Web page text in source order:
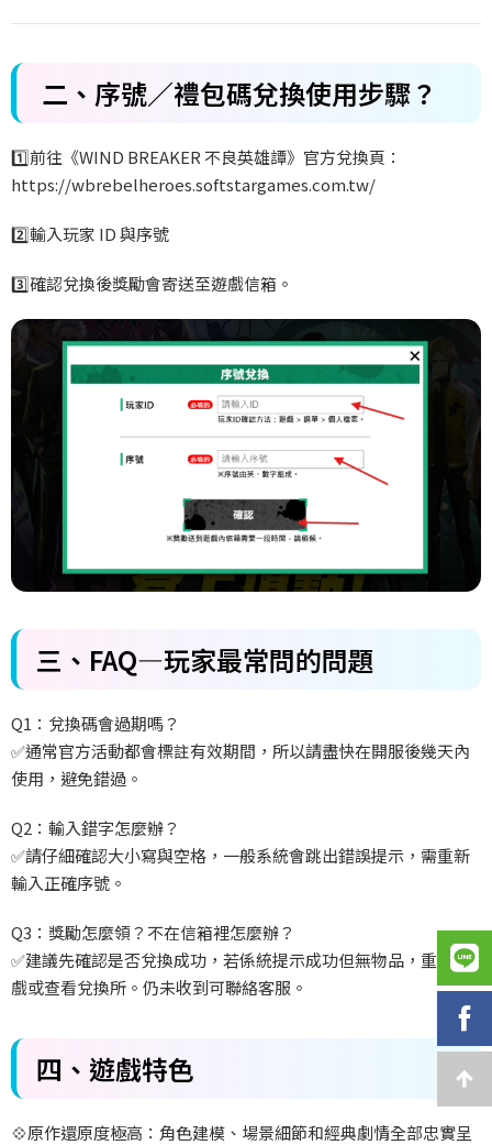
二、序號／禮包碼兌換使用步驟？
1️前往《WIND BREAKER不良英雄譚》官方兌換頁：
https://wbrebelheroes.softstargames.com.tw/
2️輸入玩家 ID與序號
3️確認兌換後獎勵會寄送至遊戲信箱。
三、FAQ—玩家最常問的問題
Q1 ：兌換碼會過期嗎？
✅通常官方活動都會標註有效期間，所以請盡快在開服後幾天內
使用，避免錯過。
Q2 ：輸入錯字怎麼辦？
✅請仔細確認大小寫與空格，一般系統會跳出錯誤提示，需重新
輸入正確序號。
Q3 ：獎勵怎麼領？不在信箱裡怎麼辦？
✅建議先確認是否兌換成功，若係統提示成功但無物品，重啟遊
戲或查看兌換所。仍未收到可聯絡客服。
四、遊戲特色
💠原作還原度極高：角色建模、場景細節和經典劇情全部忠實呈